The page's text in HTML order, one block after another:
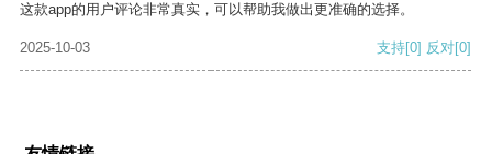
这款app的用户评论非常真实，可以帮助我做出更准确的选择。
2025-10-03 支持[0] 反对[0]